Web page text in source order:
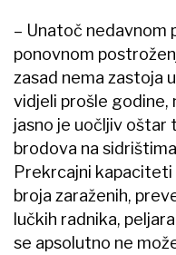
– Unatoč nedavnom
ponovnom
zasad nema zastoja
vidjeli prošle godine,
jasno je uočljiv oštar
brodova na
Prekrcajni kapaciteti
broja zaraženih,
lučkih radnika,
se apsolutno ne